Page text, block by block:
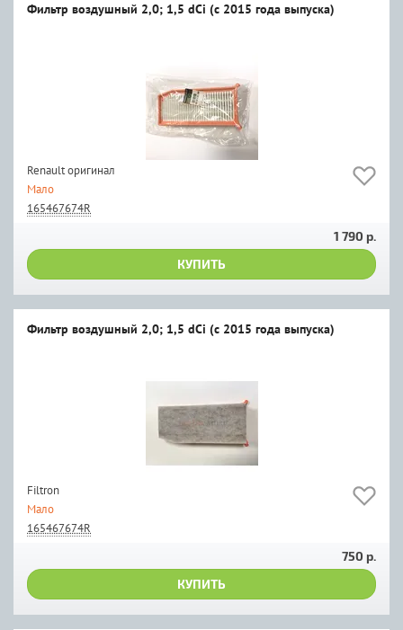
Фильтр воздушный 2,0; 1,5 dCi (с 2015 года выпуска)
Renault оригинал
Мало
165467674R
1 790 р.
КУПИТЬ
Фильтр воздушный 2,0; 1,5 dCi (с 2015 года выпуска)
Filtron
Мало
165467674R
750 р.
КУПИТЬ